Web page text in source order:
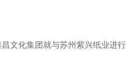
文化集团就与苏州紫兴纸业进